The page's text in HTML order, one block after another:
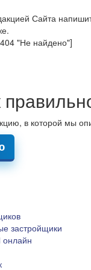
Сайта
"Не найдено"]
в которой мы
застройщики